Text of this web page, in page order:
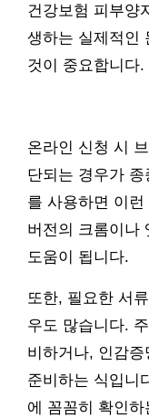
건강보험 피부양
생하는 실제적인
것이 중요합니다.
온라인 신청 시
단되는 경우가
를 사용하면 이
버전의 크롬이나
도움이 됩니다.
또한, 필요한 서
우도 많습니다.
비하거나, 인감
준비하는 식입니
에 꼼꼼히 확인